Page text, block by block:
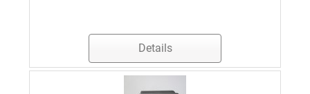
Details